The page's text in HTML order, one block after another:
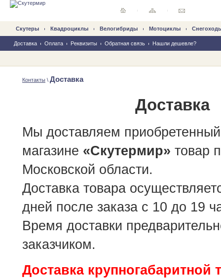
Скутеры Квадроциклы Велогибриды Mотоциклы
Доставка Оплата Реквизиты Обратная связь Нашли дешевле?
Контакты \ Доставка
Доставка
Мы доставляем
магазине «Скутермир» товар
Московской области.
Доставка товара
дней после заказа с 10 до 19
Время доставки
заказчиком.
Доставка крупногабаритной